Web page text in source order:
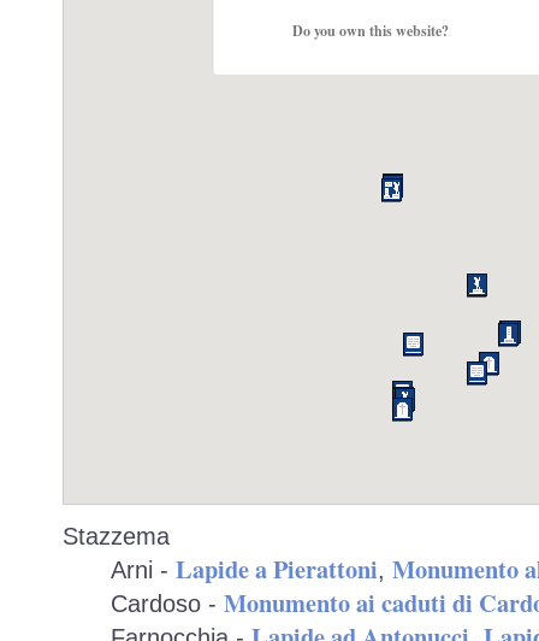
Do you own this website?
Stazzema
Arni - Lapide a Pierattoni, Monumento
Cardoso - Monumento ai caduti di